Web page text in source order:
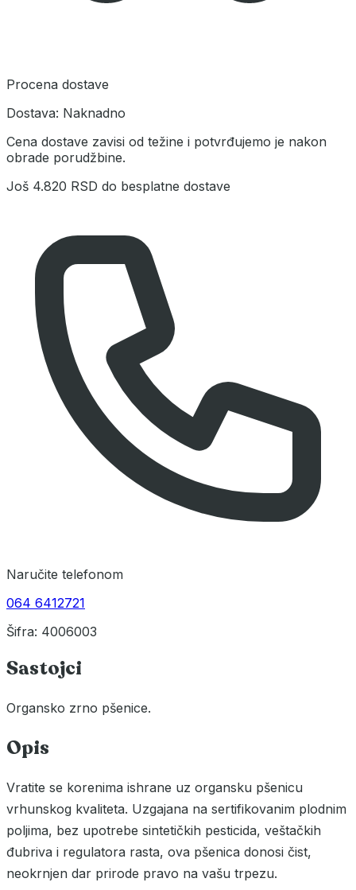
Procena dostave
Dostava: Naknadno
Cena dostave zavisi od težine i potvrđujemo je nakon
obrade porudžbine.
Još 4.820 RSD do besplatne dostave
Naručite telefonom
064 6412721
Šifra: 4006003
Sastojci
Organsko zrno pšenice.
Opis
Vratite se korenima ishrane uz organsku pšenicu
vrhunskog kvaliteta. Uzgajana na sertifikovanim plodnim
poljima, bez upotrebe sintetičkih pesticida, veštačkih
đubriva i regulatora rasta, ova pšenica donosi čist,
neokrnjen dar prirode pravo na vašu trpezu.